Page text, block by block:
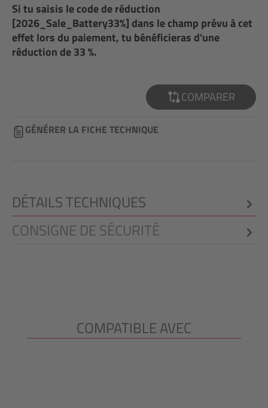
Si tu saisis le code de réduction
[2026_Sale_Battery33%] dans le champ prévu à cet
effet lors du paiement, tu bénéficieras d'une
réduction de 33 %.
COMPARER
GÉNÉRER LA FICHE TECHNIQUE
DÉTAILS TECHNIQUES
CONSIGNE DE SÉCURITÉ
Ignorer la galerie de produits
COMPATIBLE AVEC